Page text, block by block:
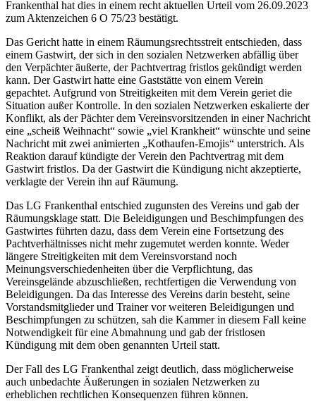
Frankenthal hat dies in einem recht aktuellen Urteil vom 26.09.2023
zum Aktenzeichen 6 O 75/23 bestätigt.
Das Gericht hatte in einem Räumungsrechtsstreit entschieden, dass
einem Gastwirt, der sich in den sozialen Netzwerken abfällig über
den Verpächter äußerte, der Pachtvertrag fristlos gekündigt werden
kann. Der Gastwirt hatte eine Gaststätte von einem Verein
gepachtet. Aufgrund von Streitigkeiten mit dem Verein geriet die
Situation außer Kontrolle. In den sozialen Netzwerken eskalierte der
Konflikt, als der Pächter dem Vereinsvorsitzenden in einer Nachricht
eine „scheiß Weihnacht“ sowie „viel Krankheit“ wünschte und seine
Nachricht mit zwei animierten „Kothaufen-Emojis“ unterstrich. Als
Reaktion darauf kündigte der Verein den Pachtvertrag mit dem
Gastwirt fristlos. Da der Gastwirt die Kündigung nicht akzeptierte,
verklagte der Verein ihn auf Räumung.
Das LG Frankenthal entschied zugunsten des Vereins und gab der
Räumungsklage statt. Die Beleidigungen und Beschimpfungen des
Gastwirtes führten dazu, dass dem Verein eine Fortsetzung des
Pachtverhältnisses nicht mehr zugemutet werden konnte. Weder
längere Streitigkeiten mit dem Vereinsvorstand noch
Meinungsverschiedenheiten über die Verpflichtung, das
Vereinsgelände abzuschließen, rechtfertigen die Verwendung von
Beleidigungen. Da das Interesse des Vereins darin besteht, seine
Vorstandsmitglieder und Trainer vor weiteren Beleidigungen und
Beschimpfungen zu schützen, sah die Kammer in diesem Fall keine
Notwendigkeit für eine Abmahnung und gab der fristlosen
Kündigung mit dem oben genannten Urteil statt.
Der Fall des LG Frankenthal zeigt deutlich, dass möglicherweise
auch unbedachte Äußerungen in sozialen Netzwerken zu
erheblichen rechtlichen Konsequenzen führen können.